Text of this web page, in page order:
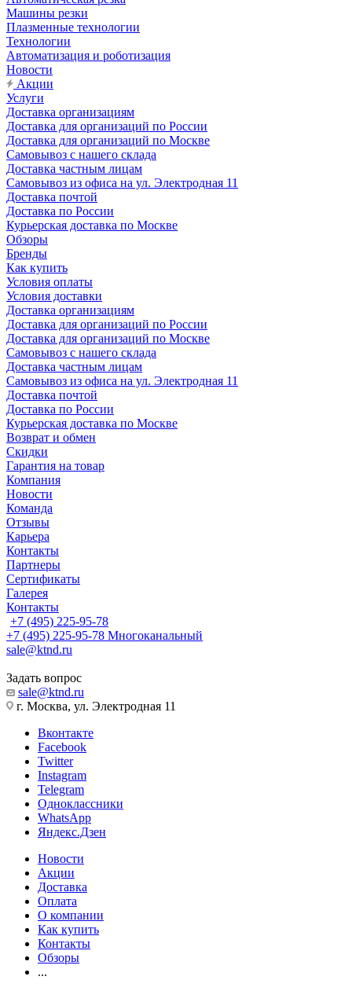
Машины резки
Плазменные технологии
Технологии
Автоматизация и роботизация
Новости
Акции
Услуги
Доставка организациям
Доставка для организаций по России
Доставка для организаций по Москве
Самовывоз с нашего склада
Доставка частным лицам
Самовывоз из офиса на ул. Электродная 11
Доставка почтой
Доставка по России
Курьерская доставка по Москве
Обзоры
Бренды
Как купить
Условия оплаты
Условия доставки
Доставка организациям
Доставка для организаций по России
Доставка для организаций по Москве
Самовывоз с нашего склада
Доставка частным лицам
Самовывоз из офиса на ул. Электродная 11
Доставка почтой
Доставка по России
Курьерская доставка по Москве
Возврат и обмен
Скидки
Гарантия на товар
Компания
Новости
Команда
Отзывы
Карьера
Контакты
Партнеры
Сертификаты
Галерея
Контакты
+7 (495) 225-95-78
+7 (495) 225-95-78 Многоканальный
sale@ktnd.ru
Задать вопрос
sale@ktnd.ru
г. Москва, ул. Электродная 11
Вконтакте
Facebook
Twitter
Instagram
Telegram
Одноклассники
WhatsApp
Яндекс.Дзен
Новости
Акции
Доставка
Оплата
О компании
Как купить
Контакты
Обзоры
...